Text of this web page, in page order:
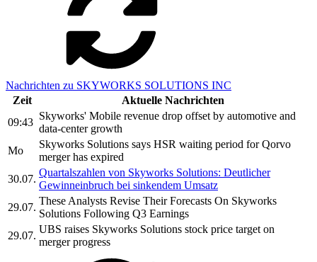
Nachrichten zu SKYWORKS SOLUTIONS INC
Zeit
Aktuelle Nachrichten
09:43
Skyworks' Mobile revenue drop offset by automotive and
data-center growth
Mo
Skyworks Solutions says HSR waiting period for Qorvo
merger has expired
30.07.
Quartalszahlen von Skyworks Solutions: Deutlicher
Gewinneinbruch bei sinkendem Umsatz
29.07.
These Analysts Revise Their Forecasts On Skyworks
Solutions Following Q3 Earnings
29.07.
UBS raises Skyworks Solutions stock price target on
merger progress